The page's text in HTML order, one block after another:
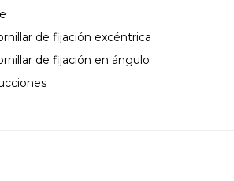
de fijación excéntrica
de fijación en ángulo